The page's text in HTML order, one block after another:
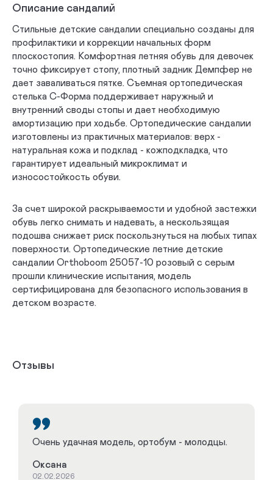
Описание сандалий
Стильные детские сандалии специально созданы для
профилактики и коррекции начальных форм
плоскостопия. Комфортная летняя обувь для девочек
точно фиксирует стопу, плотный задник Демпфер не
дает заваливаться пятке. Съемная ортопедическая
стелька С-Форма поддерживает наружный и
внутренний своды стопы и дает необходимую
амортизацию при ходьбе. Ортопедические сандалии
изготовлены из практичных материалов: верх -
натуральная кожа и подклад - кожподкладка, что
гарантирует идеальный микроклимат и
износостойкость обуви.
За счет широкой раскрываемости и удобной застежки
обувь легко снимать и надевать, а нескользящая
подошва снижает риск поскользнуться на любых типах
поверхности. Ортопедические летние детские
сандалии Orthoboom 25057-10 розовый с серым
прошли клинические испытания, модель
сертифицирована для безопасного использования в
детском возрасте.
Отзывы
Очень удачная модель, ортобум - молодцы.
Оксана
02.02.2026